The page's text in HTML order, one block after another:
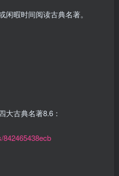
闲暇时间阅读古典名著。
大古典名著8.6：
842465438ecb